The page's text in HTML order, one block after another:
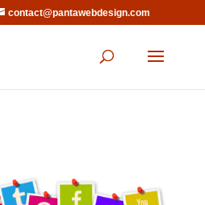
contact@pantawebdesign.com